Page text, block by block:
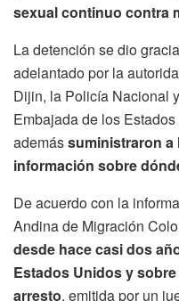
sexual continuo contra
La detención se dio
adelantado por la
Dijin, la Policía Nacional
Embajada de los
ademássuministraron a
información sobre
De acuerdo con la
Andina de Migración
desde hace casi dos
Estados Unidos y
arresto, emitida por un